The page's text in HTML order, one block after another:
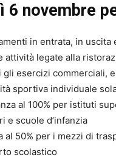
6 novembre
in entrata, in uscita
attività legate alla
esercizi commerciali,
sportiva individuale
al 100% per istituti
e scuole d’infanzia
al 50% per i mezzi di
scolastico